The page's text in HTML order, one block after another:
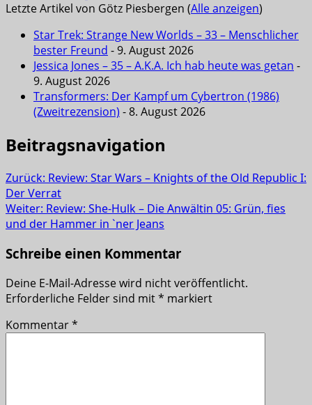
Letzte Artikel von Götz Piesbergen (Alle anzeigen)
Star Trek: Strange New Worlds – 33 – Menschlicher
bester Freund - 9. August 2026
Jessica Jones – 35 – A.K.A. Ich hab heute was getan -
9. August 2026
Transformers: Der Kampf um Cybertron (1986)
(Zweitrezension) - 8. August 2026
Beitragsnavigation
Zurück: Review: Star Wars – Knights of the Old Republic I:
Der Verrat
Weiter: Review: She-Hulk – Die Anwältin 05: Grün, fies
und der Hammer in `ner Jeans
Schreibe einen Kommentar
Deine E-Mail-Adresse wird nicht veröffentlicht.
Erforderliche Felder sind mit* markiert
Kommentar*